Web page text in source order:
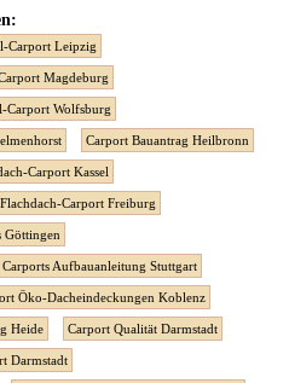
Carport Leipzig
Magdeburg
Carport Wolfsburg
Carport Bauantrag Heilbronn
Carport Kassel
Flachdach-Carport Freiburg
Göttingen
Carports Aufbauanleitung Stuttgart
Öko-Dacheindeckungen Koblenz
Heide Carport Qualität Darmstadt
Darmstadt